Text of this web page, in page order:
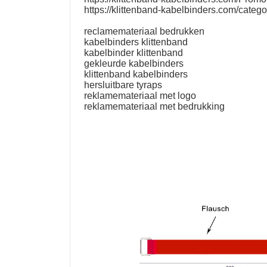
https://klittenband-kabelbinders.com/
reclamemateriaal bedrukken
kabelbinders klittenband
kabelbinder klittenband
gekleurde kabelbinders
klittenband kabelbinders
hersluitbare tyraps
reklamemateriaal met logo
reklamemateriaal met bedrukking